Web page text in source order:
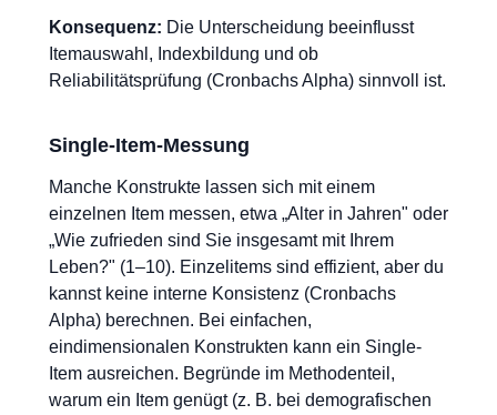
Konsequenz: Die Unterscheidung beeinflusst
Itemauswahl, Indexbildung und ob
Reliabilitätsprüfung (Cronbachs Alpha) sinnvoll ist.
Single-Item-Messung
Manche Konstrukte lassen sich mit einem
einzelnen Item messen, etwa „Alter in Jahren" oder
„Wie zufrieden sind Sie insgesamt mit Ihrem
Leben?" (1–10). Einzelitems sind effizient, aber du
kannst keine interne Konsistenz (Cronbachs
Alpha) berechnen. Bei einfachen,
eindimensionalen Konstrukten kann ein Single-
Item ausreichen. Begründe im Methodenteil,
warum ein Item genügt (z. B. bei demografischen